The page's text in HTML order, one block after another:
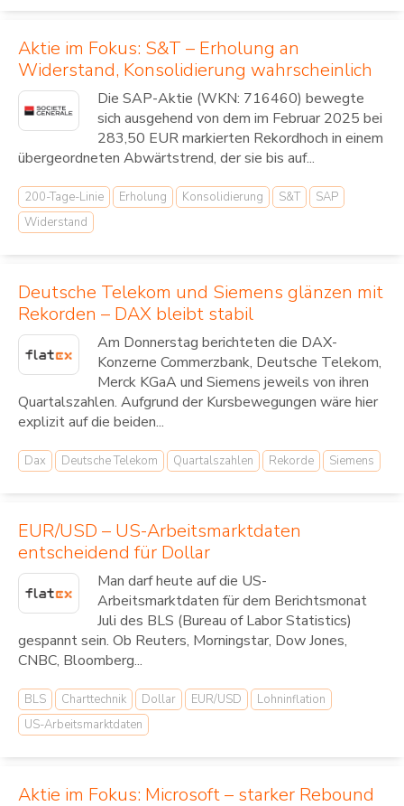
Aktie im Fokus: S&T – Erholung an
Widerstand, Konsolidierung wahrscheinlich
Die SAP-Aktie (WKN: 716460) bewegte
sich ausgehend von dem im Februar 2025 bei
283,50 EUR markierten Rekordhoch in einem
übergeordneten Abwärtstrend, der sie bis auf...
200-Tage-Linie Erholung Konsolidierung S&T
SAP
Widerstand
Deutsche Telekom und Siemens glänzen mit
Rekorden – DAX bleibt stabil
Am Donnerstag berichteten die DAX-
Konzerne Commerzbank, Deutsche Telekom,
Merck KGaA und Siemens jeweils von ihren
Quartalszahlen. Aufgrund der Kursbewegungen wäre hier
explizit auf die beiden...
Dax Deutsche Telekom Quartalszahlen Rekorde Siemens
EUR/USD – US-Arbeitsmarktdaten
entscheidend für Dollar
Man darf heute auf die US-
Arbeitsmarktdaten für dem Berichtsmonat
Juli des BLS (Bureau of Labor Statistics)
gespannt sein. Ob Reuters, Morningstar, Dow Jones,
CNBC, Bloomberg...
BLS Charttechnik Dollar EUR/USD
Lohninflation
US-Arbeitsmarktdaten
Aktie im Fokus: Microsoft – starker Rebound